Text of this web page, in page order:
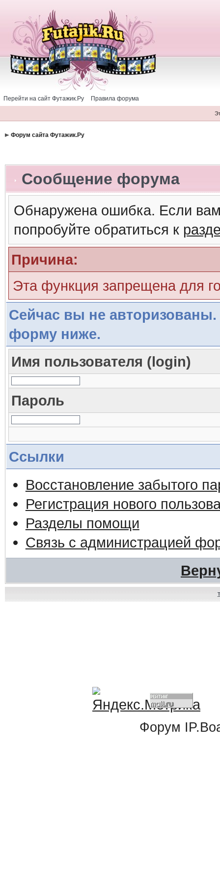
Перейти на сайт Футажик.Ру Правила форума
Форум сайта Футажик.Ру
Сообщение форума
Обнаружена ошибка. Если
попробуйте обратиться к
Причина:
Эта функция запрещена для
Сейчас вы не авторизованы.
форму ниже.
Имя пользователя (login)
Пароль
Ссылки
Восстановление забытого
Регистрация нового
Разделы помощи
Связь с администрацией
Форум